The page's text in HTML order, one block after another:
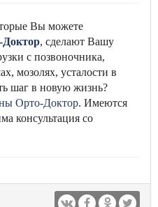
Вы можете
Доктор, сделают Вашу
с позвоночника,
мозолях, усталости в
шаг в новую жизнь?
Орто-Доктор. Имеются
консультация со